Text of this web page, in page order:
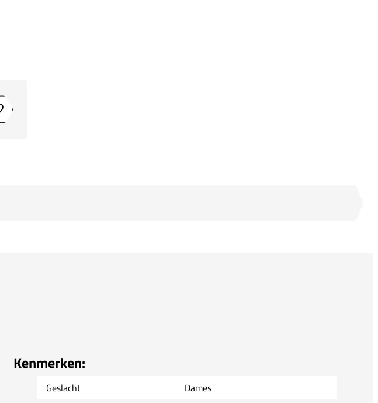
aan verlanglijstje
Kenmerken:
Geslacht
Dames